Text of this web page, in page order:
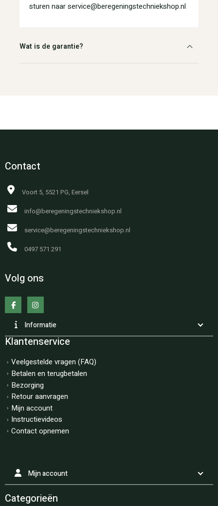
sturen naar service@beregeningstechniekshop.nl
Wat is de garantie?
Contact
Voort 5, 5521 PG, Eersel
info@beregeningstechniekshop.nl
service@beregeningstechniekshop.nl
0497 571 291
Volg ons
Informatie
Klantenservice
Veelgestelde vragen (FAQ)
Betalen en terugbetalen
Bezorging
Retour aanvragen
Mijn account
Instructievideos
Contact opnemen
Mijn account
Categorieën